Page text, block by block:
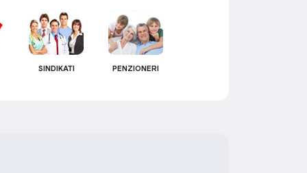
SINDIKATI PENZIONERI